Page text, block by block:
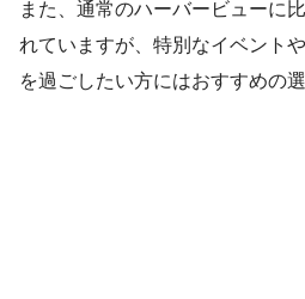
また、通常のハーバービューに
れていますが、特別なイベント
を過ごしたい方にはおすすめの選